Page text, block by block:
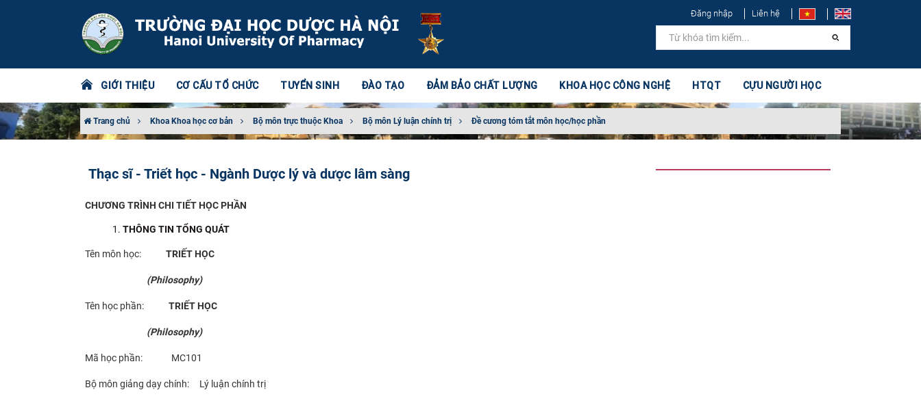
Đăng nhập Liên hệ
GIỚI THIỆU CƠ CẤU TỔ CHỨC TUYỂN SINH ĐÀO TẠO ĐẢM BẢO CHẤT LƯỢNG KHOA HỌC CÔNG NGHỆ HTQT CỰU NGƯỜI HỌC
Trang chủ Khoa Khoa học cơ bản Bộ môn trực thuộc Khoa Bộ môn Lý luận chính trị Đề cương tóm tắt môn học/học phần
Thạc sĩ - Triết học - Ngành Dược lý và dược lâm sàng
CHƯƠNG TRÌNH CHI TIẾT HỌC PHẦN
THÔNG TIN TỔNG QUÁT
Tên môn học: TRIẾT HỌC
(Philosophy)
Tên học phần: TRIẾT HỌC
(Philosophy)
Mã học phần: MC101
Bộ môn giảng dạy chính: Lý luận chính trị